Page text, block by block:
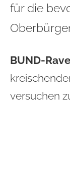
für die
BUND-
versuchen